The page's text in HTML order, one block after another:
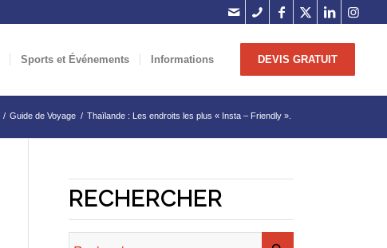
Sports et Événements Informations DEVIS GRATUIT
/ Guide de Voyage / Thaïlande : Les endroits les plus « Insta – Friendly ».
RECHERCHER